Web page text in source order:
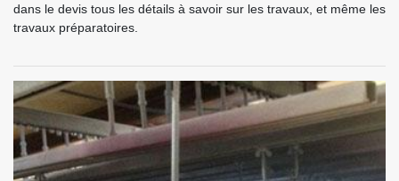
dans le devis tous les détails à savoir sur les travaux, et même les
travaux préparatoires.